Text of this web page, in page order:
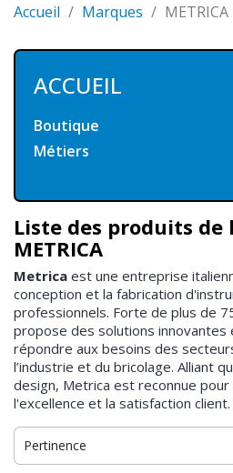
Accueil Marques METRICA
ACCUEIL
Boutique
Métiers
Liste des produits de
METRICA
Metrica est une entreprise
conception et la fabrication
professionnels. Forte de plus de
propose des solutions innovantes
répondre aux besoins des
l’industrie et du bricolage. Alliant
design, Metrica est reconnue
l'excellence et la satisfaction client.
Pertinence